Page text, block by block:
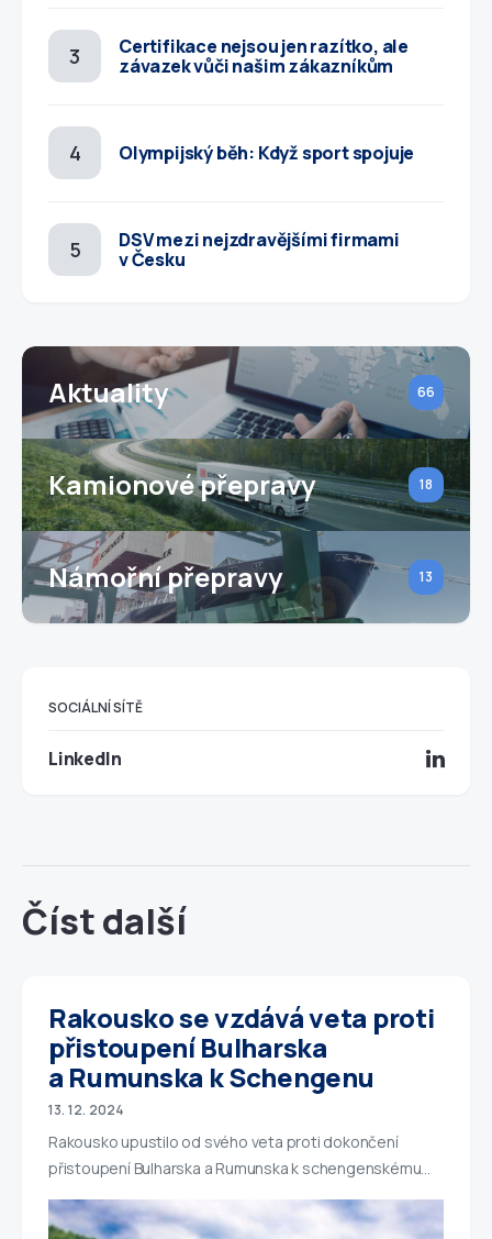
Certifikace nejsou jen razítko, ale
závazek vůči našim zákazníkům
Olympijský běh: Když sport spojuje
DSV mezi nejzdravějšími firmami
v Česku
Aktuality 66
Kamionové přepravy 18
Námořní přepravy 13
SOCIÁLNÍ SÍTĚ
LinkedIn
Číst další
Rakousko se vzdává veta proti
přistoupení Bulharska
a Rumunska k Schengenu
13. 12. 2024
Rakousko upustilo od svého veta proti dokončení
přistoupení Bulharska a Rumunska k schengenskému…